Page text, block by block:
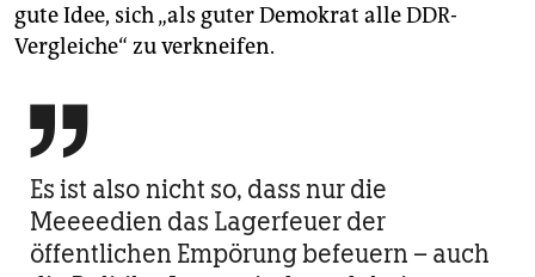
gute Idee, sich „als guter Demokrat alle DDR-
Vergleiche“ zu verkneifen.

Es ist also nicht so, dass nur die
Meeeedien das Lagerfeuer der
öffentlichen Empörung befeuern – auch